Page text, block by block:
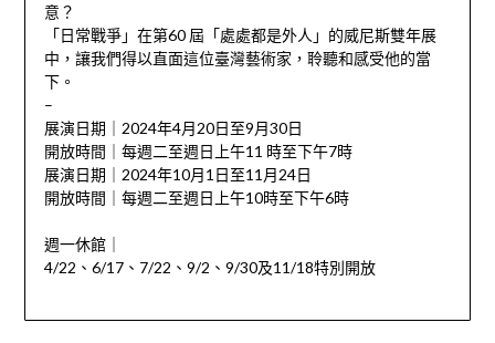
意？
「日常戰爭」在第60 屆「處處都是外人」的威尼斯雙年展
中，讓我們得以直面這位臺灣藝術家，聆聽和感受他的當
下。
–
展演日期｜2024年4月20日至9月30日
開放時間｜每週二至週日上午11 時至下午7時
展演日期｜2024年10月1日至11月24日
開放時間｜每週二至週日上午10時至下午6時
週一休館｜
4/22、6/17、7/22、9/2、9/30及11/18特別開放